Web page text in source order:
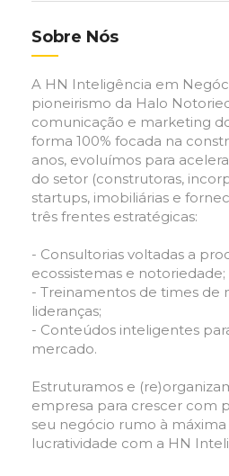
Sobre Nós
A HN Inteligência em
pioneirismo da Halo
comunicação e marketing
forma 100% focada na
anos, evoluímos para
do setor (construtoras,
startups, imobiliárias e
três frentes estratégicas:
- Consultorias voltadas a
ecossistemas e notoriedade;
- Treinamentos de times de
lideranças;
- Conteúdos inteligentes
mercado.
Estruturamos e
empresa para crescer com
seu negócio rumo à
lucratividade com a HN